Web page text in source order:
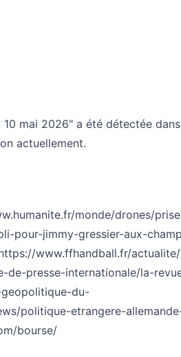
mai 2026" a été détectée
actuellement.
monde/drones/
pour-jimmy-gressier-aux-
www.ffhandball.fr/
presse-internationale/la-
du-
politique-etrangere-
bourse/